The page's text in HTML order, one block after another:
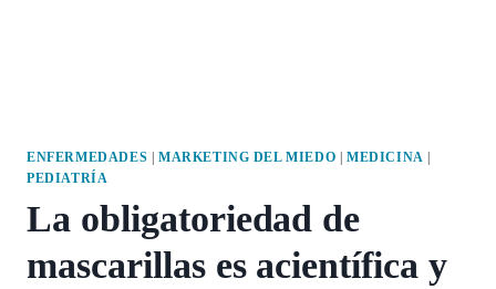
ENFERMEDADES MARKETING DEL MIEDO |MEDICINA
PEDIATRÍA
La obligatoriedad de
mascarillas es acientífica y